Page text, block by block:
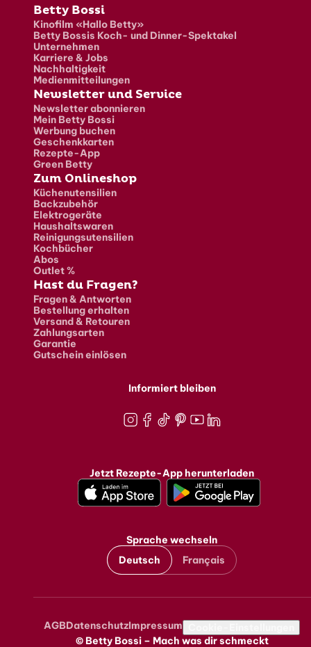
Fusszeile
Betty Bossi
Kinofilm «Hallo Betty»
Betty Bossis Koch- und Dinner-Spektakel
Unternehmen
Karriere & Jobs
Nachhaltigkeit
Medienmitteilungen
Newsletter und Service
Newsletter abonnieren
Mein Betty Bossi
Werbung buchen
Geschenkkarten
Rezepte-App
Green Betty
Zum Onlineshop
Küchenutensilien
Backzubehör
Elektrogeräte
Haushaltswaren
Reinigungsutensilien
Kochbücher
Abos
Outlet %
Hast du Fragen?
Fragen & Antworten
Bestellung erhalten
Versand & Retouren
Zahlungsarten
Garantie
Gutschein einlösen
Informiert bleiben
Jetzt Rezepte-App herunterladen
Sprache wechseln
Deutsch
Français
Metanavigation
AGBDatenschutzImpressum
© Betty Bossi – Mach was dir schmeckt